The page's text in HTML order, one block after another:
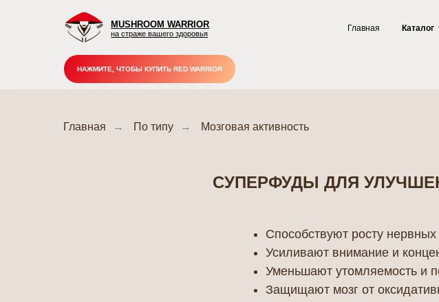
MUSHROOM WARRIOR
на страже вашего здоровья
Каталог О
Подпишись
выгодные
Грибного
Главная → По типу → Мозговая активность
СУПЕРФУДЫ ДЛЯ
Уменьшают утомляемость и
Защищают мозг от оксидативного